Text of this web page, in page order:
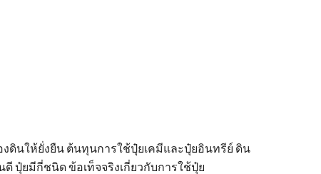
นให้ยั่งยืน ต้นทุนการใช้ปุ๋ยเคมีและปุ๋ยอินทรีย์ ดิน
ปุ๋ยมีกี่ชนิด ข้อเท็จจริงเกี่ยวกับการใช้ปุ๋ย